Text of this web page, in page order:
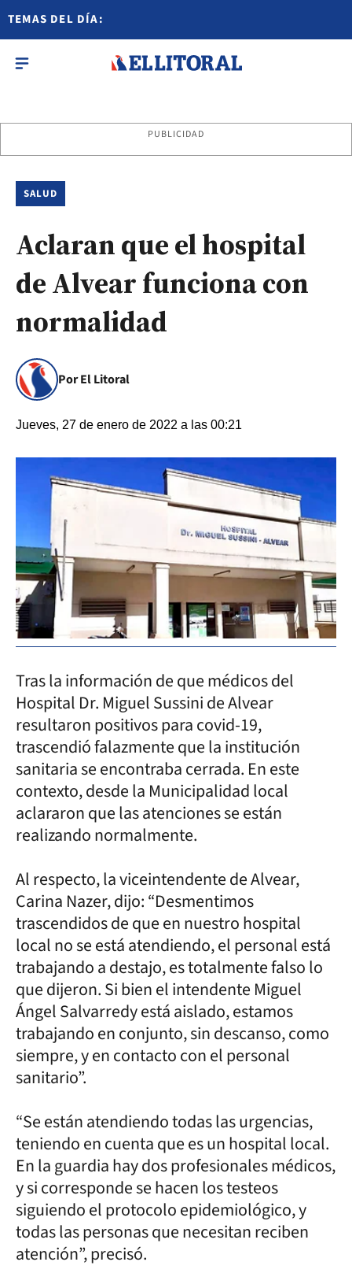
TEMAS DEL DÍA:
PUBLICIDAD
SALUD
Aclaran que el hospital
de Alvear funciona con
normalidad
Por El Litoral
Jueves, 27 de enero de 2022 a las 00:21
Tras la información de que médicos del
Hospital Dr. Miguel Sussini de Alvear
resultaron positivos para covid-19,
trascendió falazmente que la institución
sanitaria se encontraba cerrada. En este
contexto, desde la Municipalidad local
aclararon que las atenciones se están
realizando normalmente.
Al respecto, la viceintendente de Alvear,
Carina Nazer, dijo: “Desmentimos
trascendidos de que en nuestro hospital
local no se está atendiendo, el personal está
trabajando a destajo, es totalmente falso lo
que dijeron. Si bien el intendente Miguel
Ángel Salvarredy está aislado, estamos
trabajando en conjunto, sin descanso, como
siempre, y en contacto con el personal
sanitario”.
“Se están atendiendo todas las urgencias,
teniendo en cuenta que es un hospital local.
En la guardia hay dos profesionales médicos,
y si corresponde se hacen los testeos
siguiendo el protocolo epidemiológico, y
todas las personas que necesitan reciben
atención”, precisó.